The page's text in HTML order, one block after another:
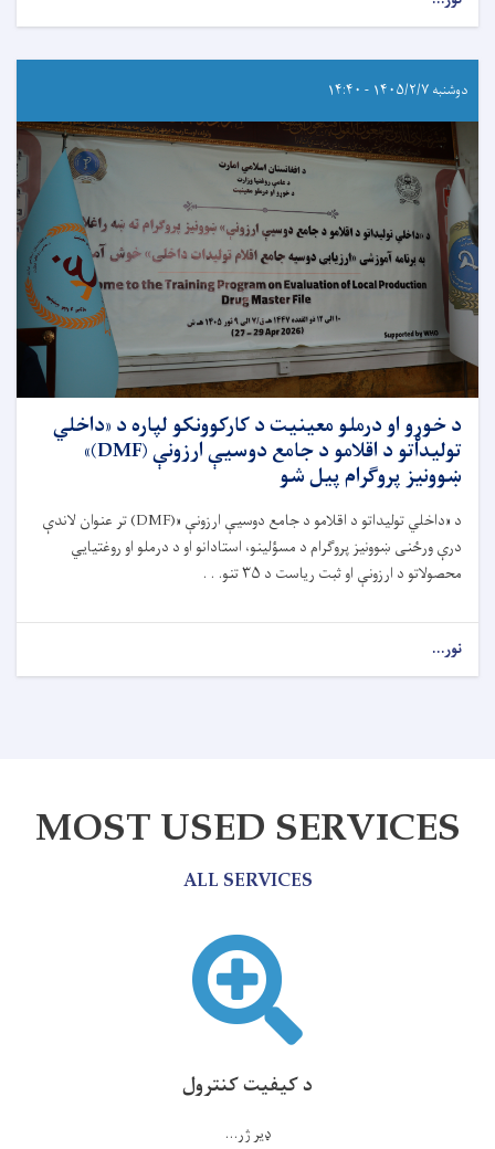
دوشنبه ۱۴۰۵/۲/۷ - ۱۴:۴۰
د خوړو او درملو معینیت د کارکوونکو لپاره د «داخلي
تولیداتو د اقلامو د جامع دوسیې ارزونې (DMF)»
ښوونیز پروګرام پیل شو
د «داخلي تولیداتو د اقلامو د جامع دوسیې ارزونې (DMF)»تر عنوان لاندې
درې ورځنی ښوونیز پروګرام د مسؤلینو، استادانو او د درملو او روغتیايي
محصولاتو د ارزونې او ثبت ریاست د ۳۵تنو. . .
نور...
MOST USED SERVICES
ALL SERVICES
د کیفیت کنترول
ډیر ژر...